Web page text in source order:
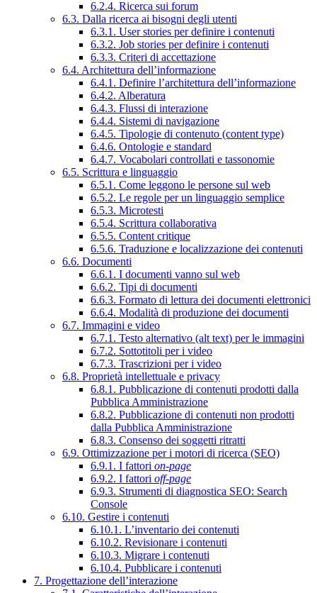
6.2.4. Ricerca sui forum
6.3. Dalla ricerca ai bisogni degli utenti
6.3.1. User stories per definire i contenuti
6.3.2. Job stories per definire i contenuti
6.3.3. Criteri di accettazione
6.4. Architettura dell’informazione
6.4.1. Definire l’architettura dell’informazione
6.4.2. Alberatura
6.4.3. Flussi di interazione
6.4.4. Sistemi di navigazione
6.4.5. Tipologie di contenuto (content type)
6.4.6. Ontologie e standard
6.4.7. Vocabolari controllati e tassonomie
6.5. Scrittura e linguaggio
6.5.1. Come leggono le persone sul web
6.5.2. Le regole per un linguaggio semplice
6.5.3. Microtesti
6.5.4. Scrittura collaborativa
6.5.5. Content critique
6.5.6. Traduzione e localizzazione dei contenuti
6.6. Documenti
6.6.1. I documenti vanno sul web
6.6.2. Tipi di documenti
6.6.3. Formato di lettura dei documenti elettronici
6.6.4. Modalità di produzione dei documenti
6.7. Immagini e video
6.7.1. Testo alternativo (alt text) per le immagini
6.7.2. Sottotitoli per i video
6.7.3. Trascrizioni per i video
6.8. Proprietà intellettuale e privacy
6.8.1. Pubblicazione di contenuti prodotti dalla
Pubblica Amministrazione
6.8.2. Pubblicazione di contenuti non prodotti
dalla Pubblica Amministrazione
6.8.3. Consenso dei soggetti ritratti
6.9. Ottimizzazione per i motori di ricerca (SEO)
6.9.1. I fattori on-page
6.9.2. I fattori off-page
6.9.3. Strumenti di diagnostica SEO: Search
Console
6.10. Gestire i contenuti
6.10.1. L’inventario dei contenuti
6.10.2. Revisionare i contenuti
6.10.3. Migrare i contenuti
6.10.4. Pubblicare i contenuti
7. Progettazione dell’interazione